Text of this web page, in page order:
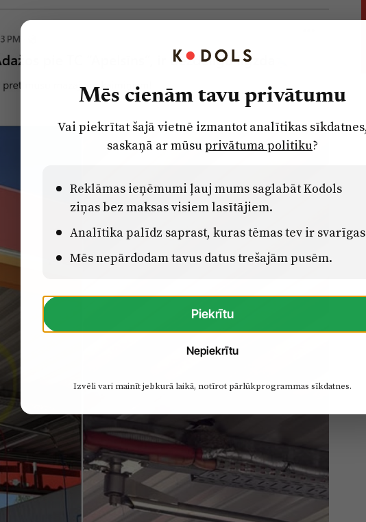
Mēs cienām tavu privātumu
Vai piekrītat šajā vietnē izmantot analītikas
saskaņā ar mūsu privātuma politiku?
Reklāmas ieņēmumi ļauj mums saglabāt Kodols
ziņas bez maksas visiem lasītājiem.
Analītika palīdz saprast, kuras tēmas tev ir
Mēs nepārdodam tavus datus trešajām pusēm.
Piekrītu
Nepiekrītu
Izvēli vari mainīt jebkurā laikā, notīrot pārlūkprogrammas sīkdatnes.